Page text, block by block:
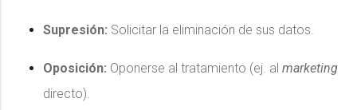
Supresión: Solicitar la eliminación de sus datos.
Oposición: Oponerse al tratamiento (ej. almarketing
directo).